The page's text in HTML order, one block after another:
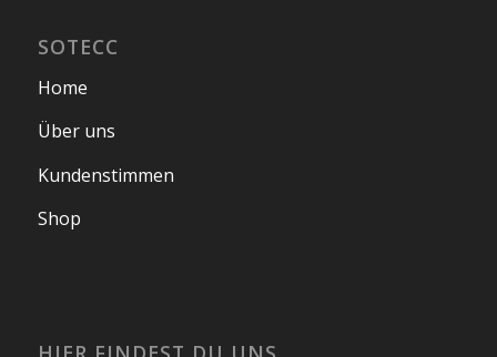
SOTECC
Home
Über uns
Kundenstimmen
Shop